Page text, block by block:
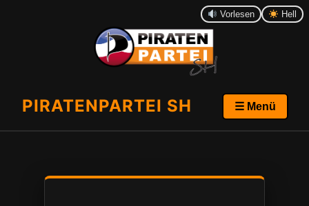
Vorlesen Hell
PIRATENPARTEI SH ☰ Menü